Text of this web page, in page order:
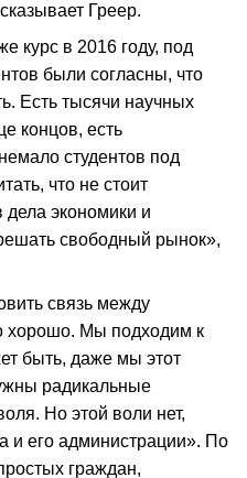
Греер.
курс в 2016 году, под
были согласны, что
Есть тысячи научных
концов, есть
студентов под
что не стоит
дела экономики и
свободный рынок»,
связь между
хорошо. Мы подходим к
быть, даже мы этот
радикальные
Но этой воли нет,
и его администрации». По
граждан,